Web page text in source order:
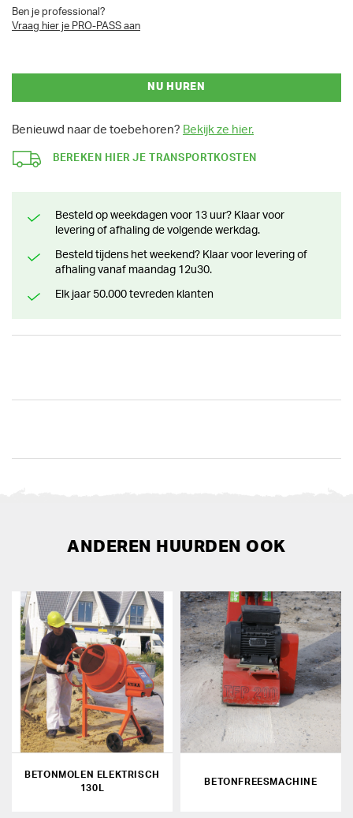
Ben je professional?
Vraag hier je PRO-PASS aan
NU HUREN
Benieuwd naar de toebehoren? Bekijk ze hier.
BEREKEN HIER JE TRANSPORTKOSTEN
Besteld op weekdagen voor 13 uur? Klaar voor
levering of afhaling de volgende werkdag.
Besteld tijdens het weekend? Klaar voor levering of
afhaling vanaf maandag 12u30.
Elk jaar 50.000 tevreden klanten
ANDEREN HUURDEN OOK
BETONMOLEN ELEKTRISCH
130L
BETONFREESMACHINE